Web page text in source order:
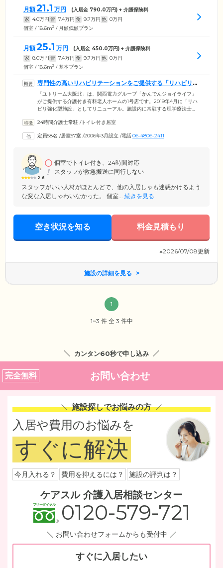
月額21.1 万円 (入居金 790.0万円) + 介護保険料
家 4.0万円 管 7.4万円 食 9.7万円 他 0万円
個室 / 18.6m2 / 月額低額プラン
月額25.1 万円 (入居金 450.0万円) + 介護保険料
家 8.0万円 管 7.4万円 食 9.7万円 他 0万円
個室 / 18.6m2 / 基本プラン
専門性の高いリハビリテーションをご提供する「リハビリ強
化型施設」です
「ユトリーム大阪北」は、関西電力グループ「かんでんジョイライフ」
がご提供する介護付き有料老人ホームの1号店です。2019年4月に「リハ
ビリ強化型施設」としてリニューアル。施設内に常駐する理学療法士
お一人おひとりの身体状況に合わせた個別の運動メニューを実施するた
で楽しみながらご参加いただける集団リハビリも行っており、身体機能
24時間介護士常駐 /トイレ付き居室
定員58名 /居室57室 /2006年3月設立 /電話06-4806-2411
2.6
個室でトイレ付き、24時間対応
スタッフが救急搬送に同行しない
スタッフがいい人材がほとんどで、他の入居しゃも迷惑かけるよう
な変な入居しゃわいなかった。 個室... 続きを見る
空き状況を知る 料金見積もり
※2026/07/08更新
施設の詳細を見る
1
1~3 件 全 3 件中
カンタン60秒で申し込み
完全無料 お問い合わせ
施設探しでお悩みの方
入居や費用のお悩みを
すぐに解決
今月入れる？ 費用を抑えるには？ 施設の評判は？
ケアスル 介護入居相談センター
0120-579-721
お問い合わせフォームからも受付中
すぐに入居したい